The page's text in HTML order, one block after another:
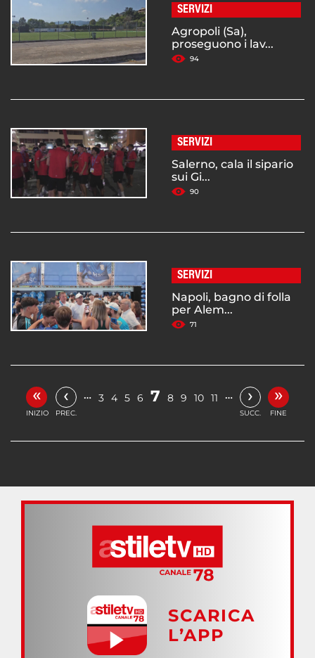
SERVIZI
Agropoli (Sa),
proseguono i lav...
94
SERVIZI
Salerno, cala il sipario
sui Gi...
90
SERVIZI
Napoli, bagno di folla
per Alem...
71
«
INIZIO
‹
PREC.
… 3 4 5 6 7 8 9 10 11 … ›
SUCC.
»
FINE
SCARICA
L’APP